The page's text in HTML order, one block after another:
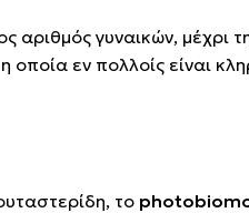
αριθμός γυναικών, μέχρι
εν πολλοίς είναι
το